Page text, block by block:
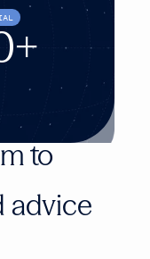
to
advice